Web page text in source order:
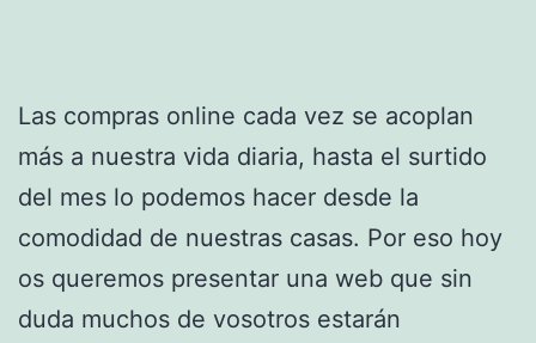
Las compras online cada vez se acoplan
más a nuestra vida diaria, hasta el surtido
del mes lo podemos hacer desde la
comodidad de nuestras casas. Por eso hoy
os queremos presentar una web que sin
duda muchos de vosotros estarán